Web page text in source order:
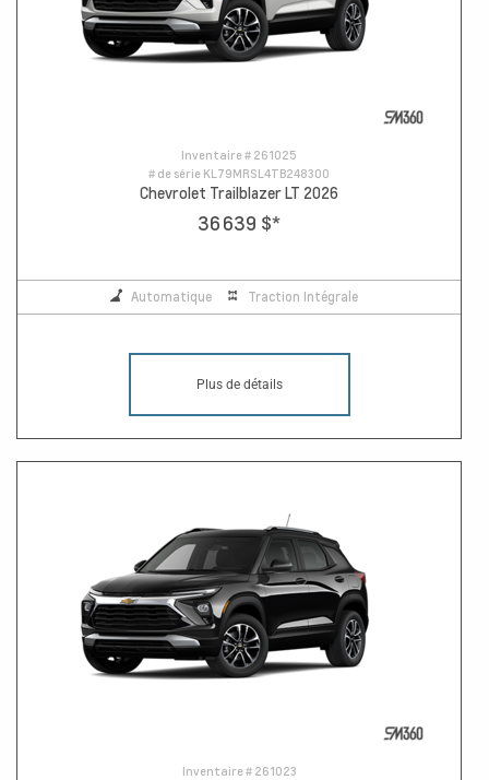
Inventaire # 261025
# de série KL79MRSL4TB248300
Chevrolet Trailblazer LT 2026
36 639 $*
Automatique Traction Intégrale
Plus de détails
Inventaire # 261023